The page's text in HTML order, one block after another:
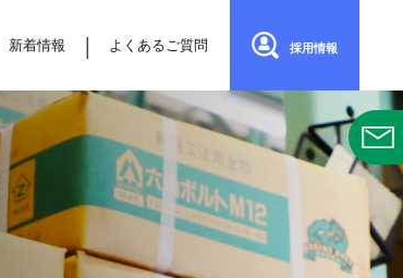
新着情報 よくあるご質問 採用情報